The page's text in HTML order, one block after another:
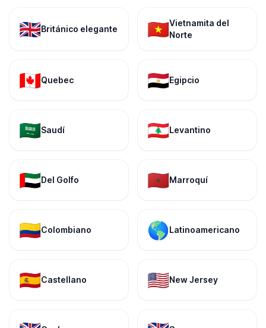
🇬🇧Británico elegante 🇻🇳Vietnamita del
Norte
🇨🇦Quebec 🇪🇬Egipcio
🇸🇦Saudí 🇱🇧Levantino
🇦🇪Del Golfo 🇲🇦Marroquí
🇨🇴Colombiano 🌎Latinoamericano
🇪🇸Castellano 🇺🇸New Jersey